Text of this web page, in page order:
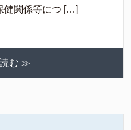
健関係等につ […]
む ≫